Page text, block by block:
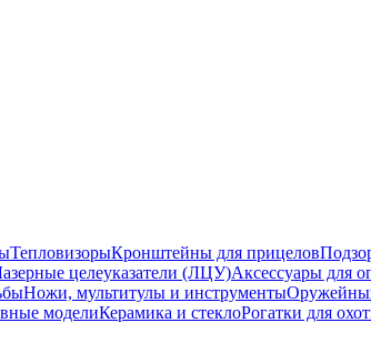
ТепловизорыКронштейны для прицелов
целеуказатели (ЛЦУ)Аксессуары для
Ножи, мультитулы и инструменты
моделиКерамика и стеклоРогатки для